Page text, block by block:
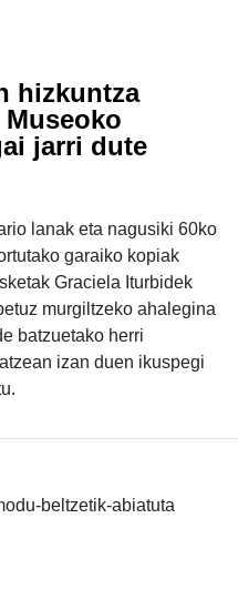
hizkuntza
jarri dute
lanak eta nagusiki 60ko
garaiko kopiak
Graciela Iturbidek
murgiltzeko ahalegina
batzuetako herri
izan duen ikuspegi